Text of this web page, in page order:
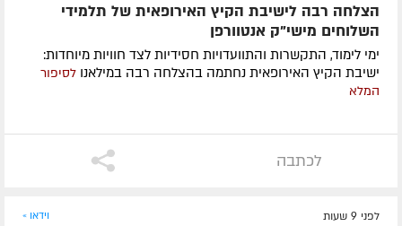
הצלחה רבה לישיבת הקיץ האירופאית של תלמידי
השלוחים מישי"ק אנטוורפן
ימי לימוד, התקשרות והתוועדויות חסידיות לצד חוויות מיוחדות:
ישיבת הקיץ האירופאית נחתמה בהצלחה רבה במילאנו לסיפור
המלא
לכתבה
לפני 9 שעות וידאו »